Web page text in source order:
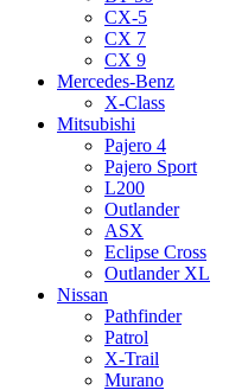
CX-5
CX 7
CX 9
Mercedes-Benz
X-Class
Mitsubishi
Pajero 4
Pajero Sport
L200
Outlander
ASX
Eclipse Cross
Outlander XL
Nissan
Pathfinder
Patrol
X-Trail
Murano